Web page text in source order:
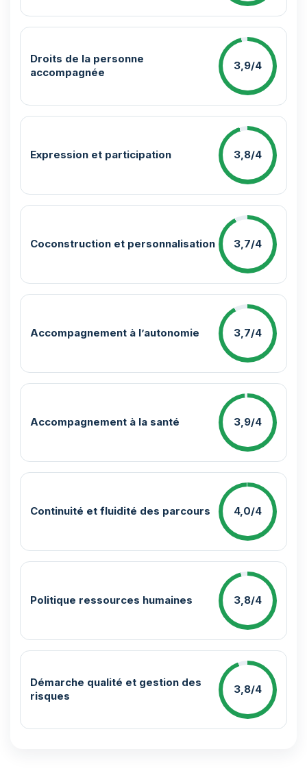
Droits de la personne
accompagnée
3,9/4
Expression et participation 3,8/4
Coconstruction et personnalisation 3,7/4
Accompagnement à l’autonomie 3,7/4
Accompagnement à la santé 3,9/4
Continuité et fluidité des parcours 4,0/4
Politique ressources humaines 3,8/4
Démarche qualité et gestion des
risques
3,8/4